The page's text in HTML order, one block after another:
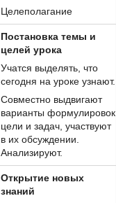
Целеполагание
Постановка темы и
целей урока
Учатся выделять, что
сегодня на уроке узнают.
Совместно выдвигают
варианты формулировок
цели и задач, участвуют
в их обсуждении.
Анализируют.
Открытие новых
знаний